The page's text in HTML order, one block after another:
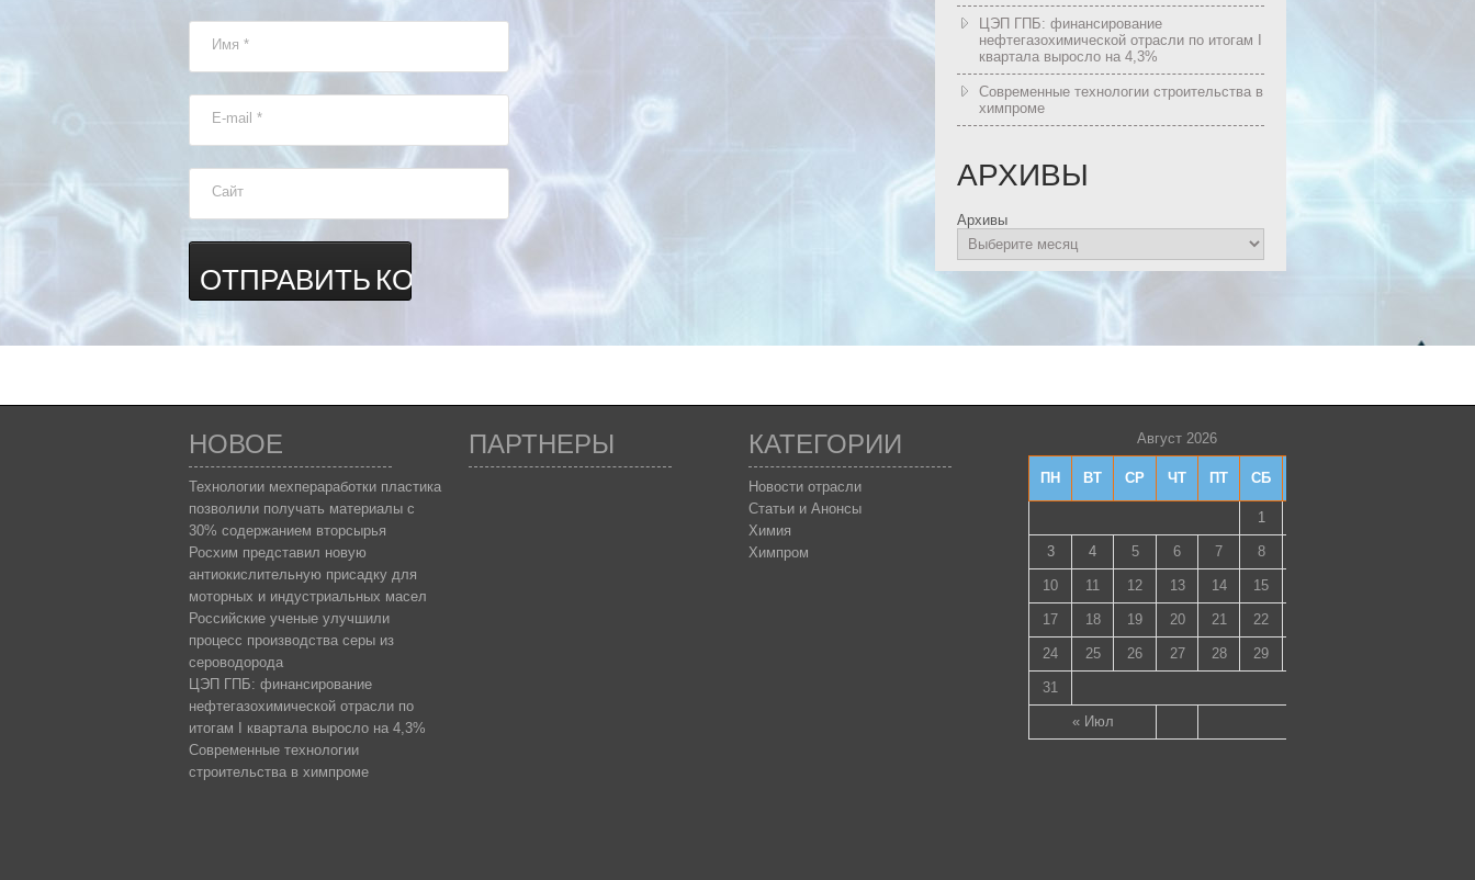
Имя *
E-mail *
Сайт
ЦЭП ГПБ: финансирование
нефтегазохимической отрасли по итогам I
квартала выросло на 4,3%
Современные технологии строительства в
химпроме
АРХИВЫ
Архивы
НОВОЕ
Технологии мехпераработки пластика
позволили получать материалы с
30% содержанием вторсырья
Росхим представил новую
антиокислительную присадку для
моторных и индустриальных масел
Российские ученые улучшили
процесс производства серы из
сероводорода
ЦЭП ГПБ: финансирование
нефтегазохимической отрасли по
итогам I квартала выросло на 4,3%
Современные технологии
строительства в химпроме
ПАРТНЕРЫ КАТЕГОРИИ
Новости отрасли
Статьи и Анонсы
Химия
Химпром
Август 2026
ПН ВТ СР ЧТ ПТ СБ
« Июл
1
3 4 5 6 7 8
10 11 12 13 14 15
17 18 19 20 21 22
24 25 26 27 28 29
31